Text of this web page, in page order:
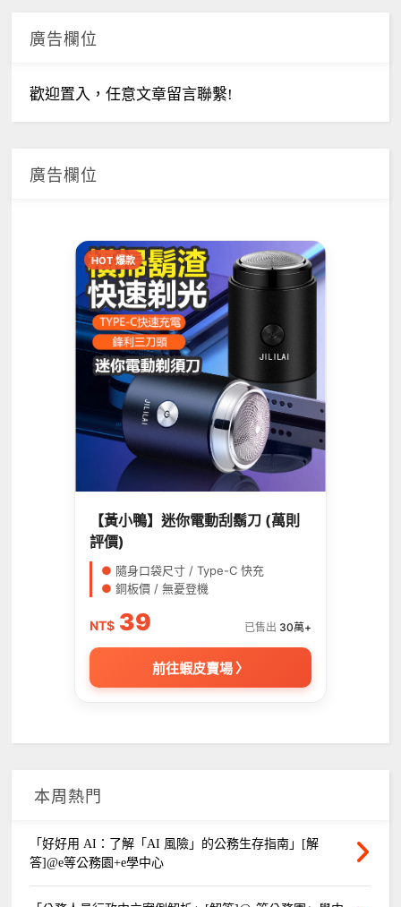
廣告欄位
歡迎置入，任意文章留言聯繫!
廣告欄位
HOT 爆款
【黃小鴨】迷你電動刮鬍刀 (萬則
評價)
● 隨身口袋尺寸 / Type-C 快充
● 銅板價 / 無憂登機
NT$ 39 已售出 30萬+
前往蝦皮賣場 〉
本周熱門
「好好用 AI：了解「AI 風險」的公務生存指南」[解
答]@e等公務園+e學中心